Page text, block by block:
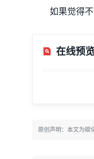
如果觉得
在线预
原创声明：本文为碳